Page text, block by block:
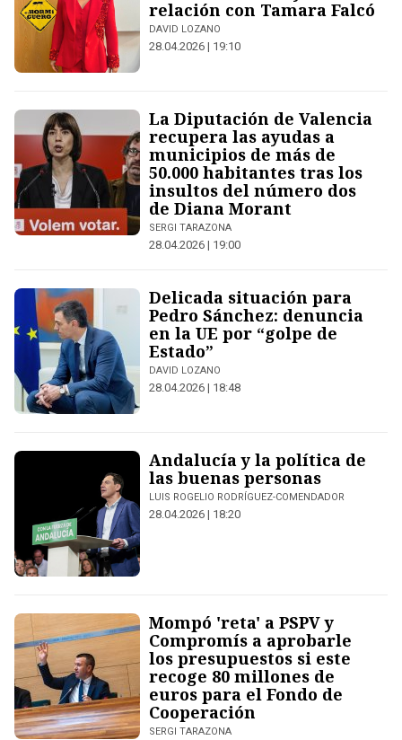
relación con Tamara Falcó
DAVID LOZANO
28.04.2026 | 19:10
La Diputación de Valencia
recupera las ayudas a
municipios de más de
50.000 habitantes tras los
insultos del número dos
de Diana Morant
SERGI TARAZONA
28.04.2026 | 19:00
Delicada situación para
Pedro Sánchez: denuncia
en la UE por “golpe de
Estado”
DAVID LOZANO
28.04.2026 | 18:48
Andalucía y la política de
las buenas personas
LUIS ROGELIO RODRÍGUEZ-COMENDADOR
28.04.2026 | 18:20
Mompó 'reta' a PSPV y
Compromís a aprobarle
los presupuestos si este
recoge 80 millones de
euros para el Fondo de
Cooperación
SERGI TARAZONA